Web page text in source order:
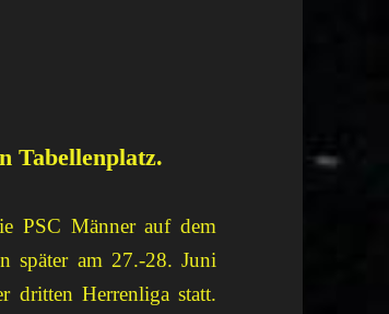
Tabellenplatz.
PSC Männer auf dem
später am 27.-28. Juni
dritten Herrenliga statt.